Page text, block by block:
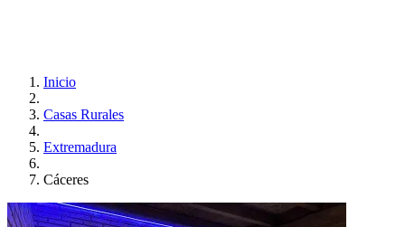
Inicio
Casas Rurales
Extremadura
Cáceres